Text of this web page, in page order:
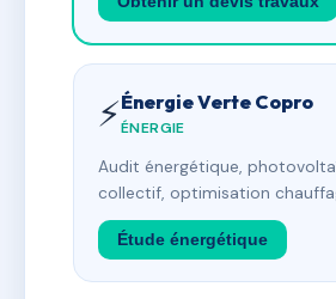
⚡Énergie Verte Copro
ÉNERGIE
Audit énergétique,
collectif, optimisation
Étude énergétique